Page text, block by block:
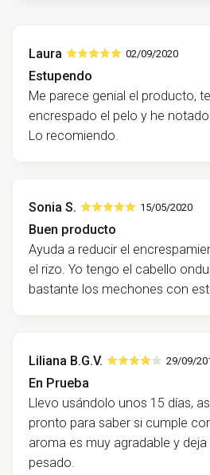
Laura 02/09/2020
Estupendo
Me parece genial el producto,
encrespado el pelo y he
Lo recomiendo.
Sonia S. 15/05/2020
Buen producto
Ayuda a reducir el
el rizo. Yo tengo el cabello
bastante los mechones con
Liliana B.G.V. 29/09/
En Prueba
Llevo usándolo unos 15 días,
pronto para saber si cumple
aroma es muy agradable y
pesado.